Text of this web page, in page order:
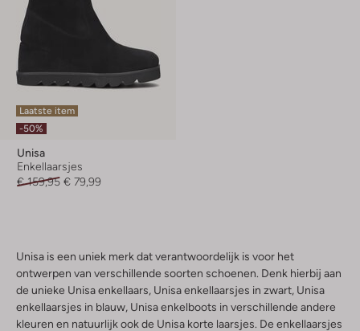
Laatste item
-50%
Unisa
Enkellaarsjes
€ 159,95 € 79,99
Unisa is een uniek merk dat verantwoordelijk is voor het
ontwerpen van verschillende soorten schoenen. Denk hierbij aan
de unieke Unisa enkellaars, Unisa enkellaarsjes in zwart, Unisa
enkellaarsjes in blauw, Unisa enkelboots in verschillende andere
kleuren en natuurlijk ook de Unisa korte laarsjes. De enkellaarsjes